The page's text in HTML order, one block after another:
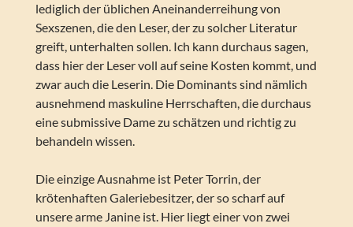
lediglich der üblichen Aneinanderreihung von
Sexszenen, die den Leser, der zu solcher Literatur
greift, unterhalten sollen. Ich kann durchaus sagen,
dass hier der Leser voll auf seine Kosten kommt, und
zwar auch die Leserin. Die Dominants sind nämlich
ausnehmend maskuline Herrschaften, die durchaus
eine submissive Dame zu schätzen und richtig zu
behandeln wissen.
Die einzige Ausnahme ist Peter Torrin, der
krötenhaften Galeriebesitzer, der so scharf auf
unsere arme Janine ist. Hier liegt einer von zwei